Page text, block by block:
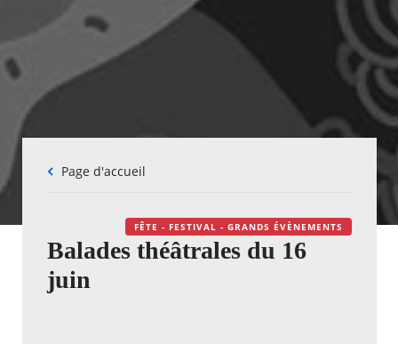
Fil
Page d'accueil
FÊTE - FESTIVAL - GRANDS ÉVÈNEMENTS
Balades théâtrales du 16
juin